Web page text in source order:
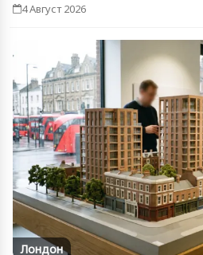
4 Август 2026
Лондон